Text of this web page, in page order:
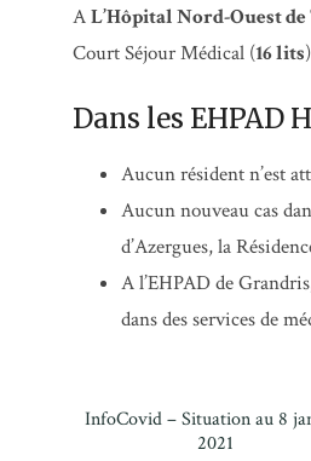
AL’Hôpital Nord-Ouest
Court Séjour Médical (16 lits
Dans les EHPAD
Aucun résident n’est
Aucun nouveau cas
d’Azergues, la
A l’EHPAD de
dans des services de
InfoCovid – Situation au 8
2021